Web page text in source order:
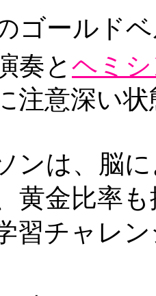
ゴールド
奏と ヘミ
注意深い
ンは、脳
黄金比率
習チャレ